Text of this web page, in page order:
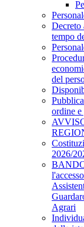
Decreto
tempo
del
ordine e
2026/
Agrari